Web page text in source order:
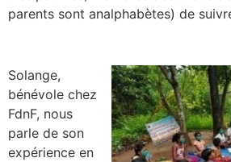
parents sont analphabètes) de
Solange,
bénévole chez
FdnF, nous
parle de son
expérience en